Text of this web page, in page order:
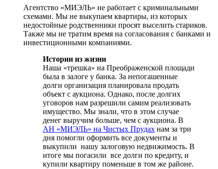
Агентство «МИЭЛЬ» не работает с криминальными
схемами. Мы не выкупаем квартиры, из которых
недостойные родственники просят выселить стариков.
Также мы не тратим время на согласования с банками и
инвестиционными компаниями.
Истории из жизни
Наша «трешка» на Преображенской площади
была в залоге у банка. За непогашенные
долги организация планировала продать
объект с аукциона. Однако, после долгих
уговоров нам разрешили самим реализовать
имущество. Мы знали, что в этом случае
денег выручим больше, чем с аукциона. В
АН «МИЭЛЬ» на Чистых Прудах нам за три
дня помогли оформить все документы и
выкупили нашу залоговую недвижимость. В
итоге мы погасили все долги по кредиту, и
купили квартиру поменьше в том же районе.